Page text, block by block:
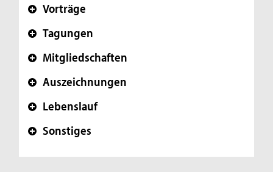
+ Vorträge
+ Tagungen
+ Mitgliedschaften
+ Auszeichnungen
+ Lebenslauf
+ Sonstiges